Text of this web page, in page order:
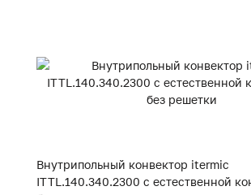
Внутрипольный конвектор itermic
ITTL.140.340.2300 с естественной